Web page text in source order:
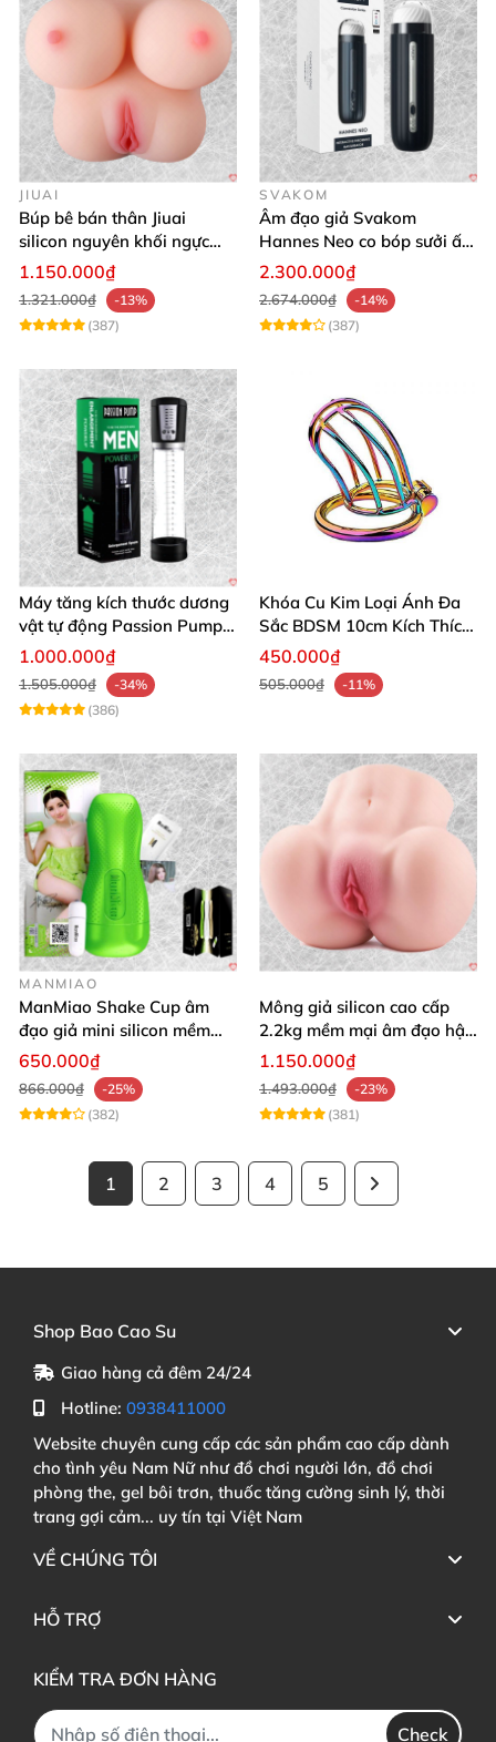
JIUAI
Búp bê bán thân Jiuai
silicon nguyên khối ngực
âm đạo thật
1.150.000₫
1.321.000₫
-13%
(387)
SVAKOM
Âm đạo giả Svakom
Hannes Neo co bóp sưởi ấm
app điều khiển tiện lợi
2.300.000₫
2.674.000₫
-14%
(387)
Máy tăng kích thước dương
vật tự động Passion Pump
sạc tiện lợi
1.000.000₫
1.505.000₫
-34%
(386)
Khóa Cu Kim Loại Ánh Đa
Sắc BDSM 10cm Kích Thích
Cao
450.000₫
505.000₫ -11%
MANMIAO
ManMiao Shake Cup âm
đạo giả mini silicon mềm
mại kích thích mạnh
650.000₫
866.000₫
-25%
(382)
Mông giả silicon cao cấp
2.2kg mềm mại âm đạo hậu
môn khít
1.150.000₫
1.493.000₫
-23%
(381)
1 2 3 4 5
Shop Bao Cao Su
Giao hàng cả đêm 24/24
Hotline: 0938411000
Website chuyên cung cấp các sản phẩm cao cấp dành
cho tình yêu Nam Nữ như đồ chơi người lớn, đồ chơi
phòng the, gel bôi trơn, thuốc tăng cường sinh lý, thời
trang gợi cảm... uy tín tại Việt Nam
VỀ CHÚNG TÔI
HỖ TRỢ
KIỂM TRA ĐƠN HÀNG
Check